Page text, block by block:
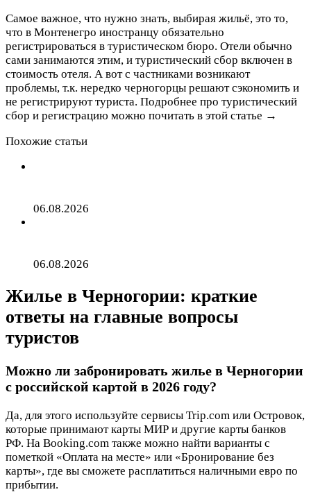
Самое важное, что нужно знать, выбирая жильё, это то,
что в Монтенегро иностранцу обязательно
регистрироваться в туристическом бюро. Отели обычно
сами занимаются этим, и туристический сбор включен в
стоимость отеля. А вот с частниками возникают
проблемы, т.к. нередко черногорцы решают сэкономить и
не регистрируют туриста. Подробнее про туристический
сбор и регистрацию можно почитать в этой статье →
Похожие статьи
06.08.2026
06.08.2026
Жилье в Черногории: краткие
ответы на главные вопросы
туристов
Можно ли забронировать жилье в Черногории
с российской картой в 2026 году?
Да, для этого используйте сервисы Trip.com или Островок,
которые принимают карты МИР и другие карты банков
РФ. На Booking.com также можно найти варианты с
пометкой «Оплата на месте» или «Бронирование без
карты», где вы сможете расплатиться наличными евро по
прибытии.